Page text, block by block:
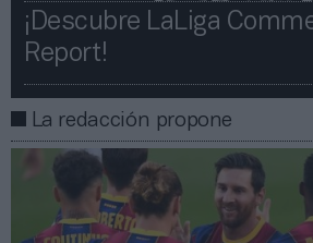
¡Descubre LaLiga
Report!​​
La redacción propone